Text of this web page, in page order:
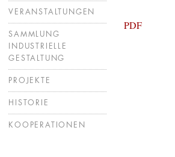
VERANSTALTUNGEN
SAMMLUNG
INDUSTRIELLE
GESTALTUNG
PROJEKTE
HISTORIE
KOOPERATIONEN
PDF